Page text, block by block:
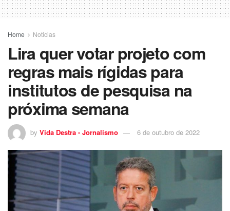
Home Noticias
Lira quer votar projeto com
regras mais rígidas para
institutos de pesquisa na
próxima semana
by Vida Destra - Jornalismo 6 de outubro de 2022